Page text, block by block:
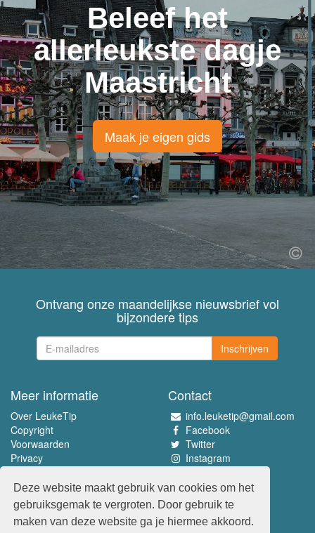
Deze website maakt gebruik van cookies om het
gebruiksgemak te vergroten. Door gebruik te
maken van deze website ga je hiermee akkoord.
Beleef het
allerleukste dagje
Maastricht
Maak je eigen gids
Ontvang onze maandelijkse nieuwsbrief vol
bijzondere tips
Inschrijven
Meer informatie
Over LeukeTip
Copyright
Voorwaarden
Privacy
Contact
info.leuketip@gmail.com
Facebook
Twitter
Instagram
Beleef het allerleukste
www.leuketip.nl